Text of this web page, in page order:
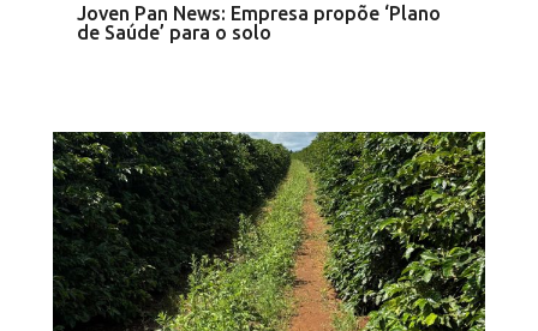
Joven Pan News: Empresa propõe ‘Plano
de Saúde’ para o solo